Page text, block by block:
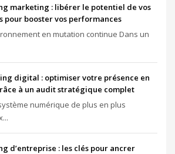
marketing : libérer le potentiel de vos
pour booster vos performances
en mutation continue Dans un
digital : optimiser votre présence en
à un audit stratégique complet
numérique de plus en plus
d’entreprise : les clés pour ancrer